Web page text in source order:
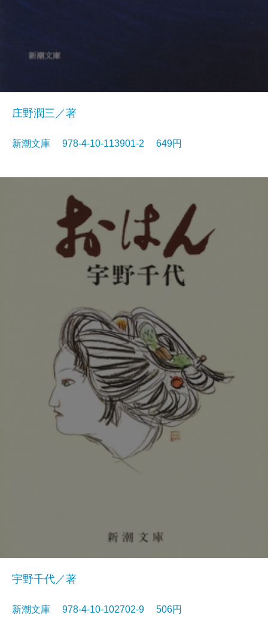
庄野潤三／著
新潮文庫 978-4-10-113901-2 649円
宇野千代／著
新潮文庫 978-4-10-102702-9 506円